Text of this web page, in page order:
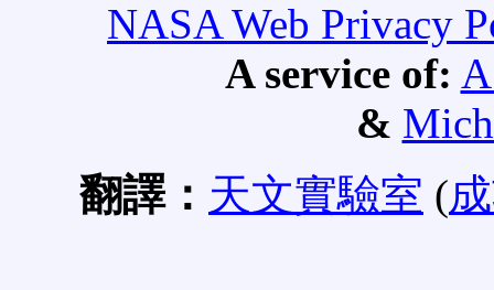
NASA Web Privacy
A service of:
&
翻譯： 天文實驗室 (